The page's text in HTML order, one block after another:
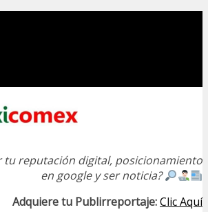
tu reputación digital, posicionamiento
en google y ser noticia?
Adquiere tu Publirreportaje:Clic Aquí